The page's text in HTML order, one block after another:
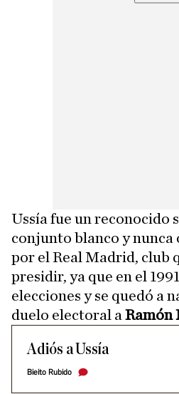
Ussía fue un reconocido
conjunto blanco y nunca
por el Real Madrid, club
presidir, ya que en el
elecciones y se quedó a
duelo electoral a Ramón
Adiós a Ussía
Bieito Rubido